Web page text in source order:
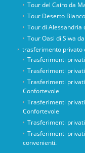
Tour del Cairo da
Tour Deserto
Tour di Alessandria
Tour Oasi di Siwa
trasferimento privato
Trasferimenti
Trasferimenti
Trasferimenti
Confortevole
Trasferimenti privati
Confortevole
Trasferimenti
Trasferimenti
convenienti.